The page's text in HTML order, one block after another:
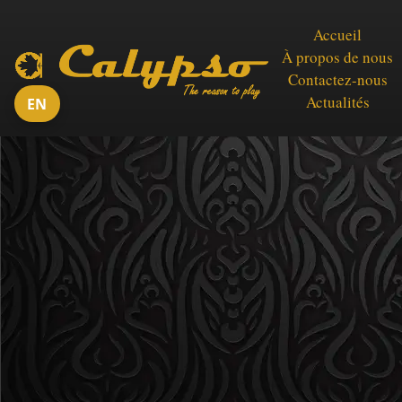
Accueil
À propos de nous
Contactez-nous
Actualités
EN